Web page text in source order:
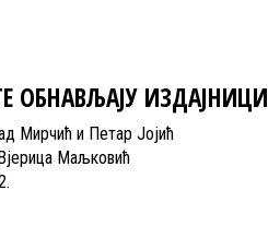
ОБНАВЉАЈУ ИЗДАЈНИЦИ
Мирчић и Петар Јојић
Маљковић